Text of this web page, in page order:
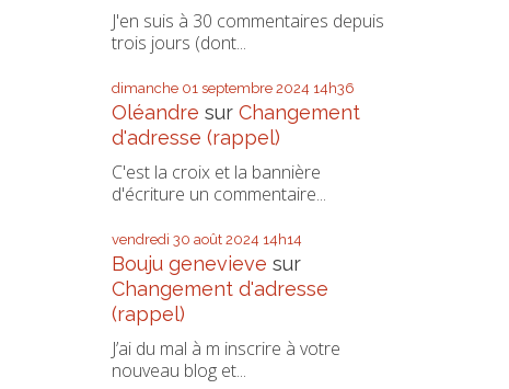
J'en suis à 30 commentaires depuis
trois jours (dont...
dimanche 01 septembre 2024 14h36
Oléandre sur Changement
d'adresse (rappel)
C'est la croix et la bannière
d'écriture un commentaire...
vendredi 30 août 2024 14h14
Bouju genevieve sur
Changement d'adresse
(rappel)
J’ai du mal à m inscrire à votre
nouveau blog et...